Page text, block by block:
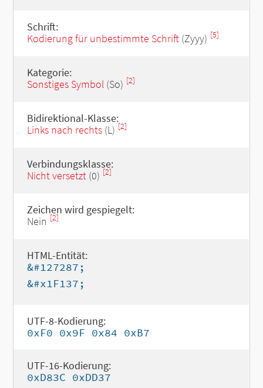
Schrift:
Kodierung für unbestimmte Schrift(Zyyy) [5]
Kategorie:
Sonstiges Symbol(So) [2]
Bidirektional-Klasse:
Links nach rechts(L) [2]
Verbindungsklasse:
Nicht versetzt(0) [2]
Zeichen wird gespiegelt:
Nein [2]
HTML-Entität:
&#127287;
&#x1F137;
UTF-8-Kodierung:
0xF0 0x9F 0x84 0xB7
UTF-16-Kodierung:
0xD83C 0xDD37